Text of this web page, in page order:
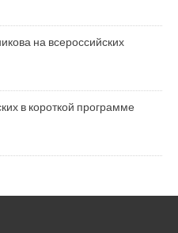
на всероссийских
в короткой программе